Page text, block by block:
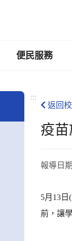
便民服務
:::
返回
疫
報導日
5月13
前，讓